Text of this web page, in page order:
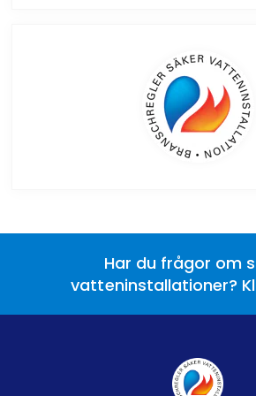
Har du frågor om
vatteninstallationer?